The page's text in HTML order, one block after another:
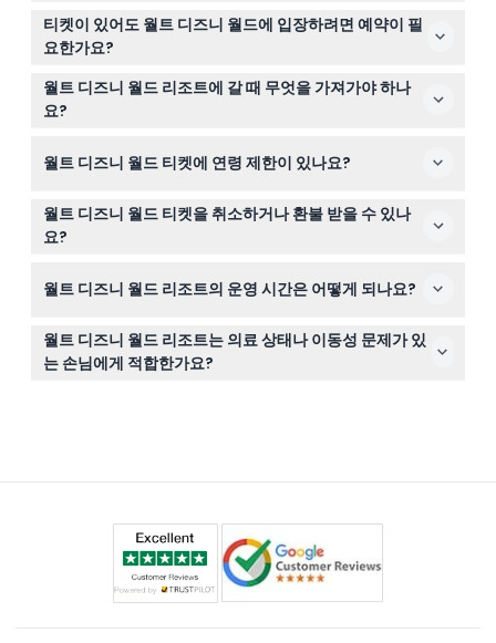
여기 이 웹사이트에서 월트 디즈니 월드 리조트 티켓을 쉽
게 온라인으로 구매할 수 있습니다. 1일권, 다일권 또는 특별
이벤트 옵션 중에서 선택하고 안전하게 예약을 완료하세요.
티켓이 있어도 월트 디즈니 월드에 입장하려면 예약이 필
요한가요?
네, 티켓을 소지한 것 외에도 선택한 날짜에 입장을 보장하
기 위해 공원 예약이 필요할 수 있습니다. 티켓을 온라인으
로 예약할 때 이용 가능 여부를 확인할 수 있습니다.
월트 디즈니 월드 리조트에 갈 때 무엇을 가져가야 하나
요?
제, 물을 가져가세요. 공원을 즐겁게 탐험할 수 있도록 필수
월트 디즈니 월드 티켓에 연령 제한이 있나요?
성인 티켓은 10세 이상용이며, 어린이 티켓은 3세에서 9세
까지용입니다. 3세 미만 어린이는 티켓 없이 무료로 입장할
수 있습니다. 모든 어린이는 반드시 성인과 동반해야 합니
월트 디즈니 월드 티켓을 취소하거나 환불 받을 수 있나
요?
예약 전에 계획을 확실히 세우시기 바랍니다.
월트 디즈니 월드 리조트의 운영 시간은 어떻게 되나요?
테마파크는 일반적으로 오전 8시부터 오후 10시까지 운영
하며 워터파크는 오전 10시부터 오후 5시까지 운영됩니다.
다만, 운영 시간은 계절과 공원에 따라 달라지므로 정확한
월트 디즈니 월드 리조트는 의료 상태나 이동성 문제가 있
는 손님에게 적합한가요?